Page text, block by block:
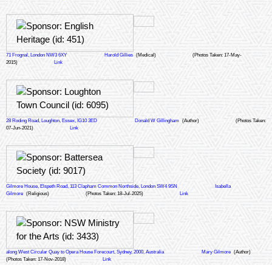
71 Frognal, London NW3 6XY Harold Gillies (Medical)
(Photos Taken: 17-May-
2015)
Link
28 Roding Road, Loughton, Essex, IG10 3ED Donald W Gillingham (Author)
(Photos Taken:
07-Jun-2021)
Link
Gilmore House, Elspeth Road, 113 Clapham Common Northside, London SW4 9SN
Isabella
Gilmore (Religious) (Photos Taken: 18-Jul-2025) Link
along West Circular Quay to Opera House Forecourt, Sydney, 2000, Australia Mary Gilmore (Author)
(Photos Taken: 17-Nov-2018)
Link